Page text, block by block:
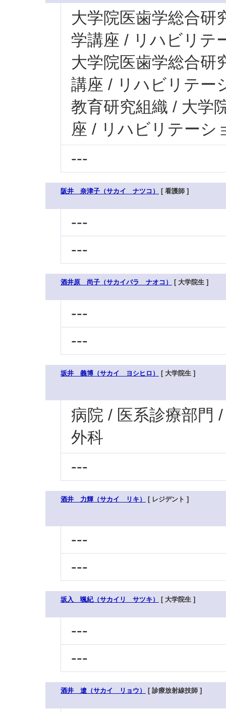
大学院医歯学総合研
学講座 / リハビリテ
大学院医歯学総合研
講座 / リハビリテー
教育研究組織 / 大学
座 / リハビリテーシ
---
阪井 奈津子（サカイ ナツコ） [ 看護師 ]
---
---
酒井原 尚子（サカイバラ ナオコ） [ 大学院生 ]
---
---
坂井 義博（サカイ ヨシヒロ） [ 大学院生 ]
病院 / 医系診療部門
外科
---
酒井 力輝（サカイ リキ） [ レジデント ]
---
---
坂入 颯紀（サカイリ サツキ） [ 大学院生 ]
---
---
酒井 遼（サカイ リョウ） [ 診療放射線技師 ]